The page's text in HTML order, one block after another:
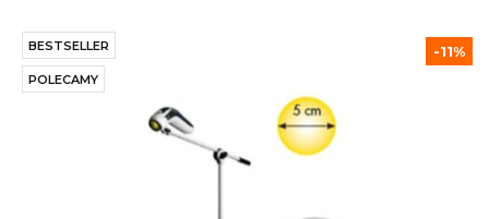
BESTSELLER
POLECAMY
-11%